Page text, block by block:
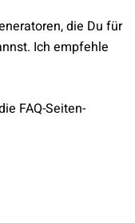
die Du für
Ich empfehle
FAQ-Seiten-